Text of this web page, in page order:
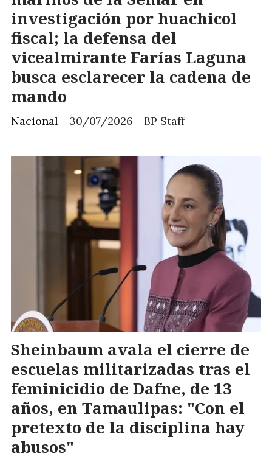
investigación por huachicol
fiscal; la defensa del
vicealmirante Farías Laguna
busca esclarecer la cadena de
mando
BP Staff
Nacional 30/07/2026
Sheinbaum avala el cierre de
escuelas militarizadas tras el
feminicidio de Dafne, de 13
años, en Tamaulipas: "Con el
pretexto de la disciplina hay
abusos"